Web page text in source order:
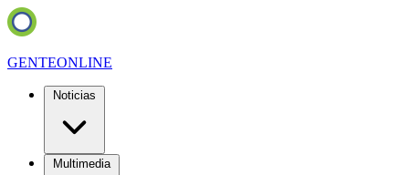
GENTEONLINE
Noticias
Multimedia